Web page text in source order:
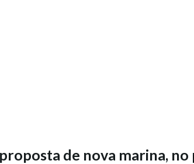
de nova marina,